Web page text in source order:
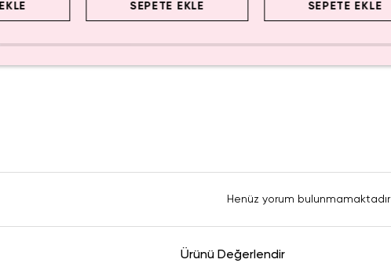
SEPETE EKLE SEPETE EKLE
Henüz yorum bulunmamaktadır
Ürünü Değerlendir